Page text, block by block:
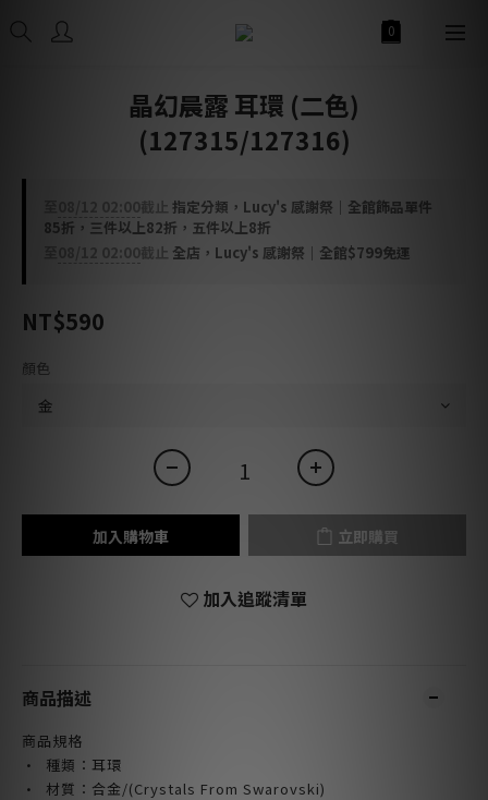
晶幻晨露 耳環 (二色)
(127315/127316)
08/12 02:00截止 指定分類，Lucy's 感謝祭｜全館飾品單件
85折，三件以上82折，五件以上8折
08/12 02:00截止 全店，Lucy's 感謝祭｜全館$799免運
NT$590
顏色
加入購物車 立即購買
加入追蹤清單
商品描述
商品規格
· 種類：耳環
· 材質：合金/(Crystals From Swarovski)